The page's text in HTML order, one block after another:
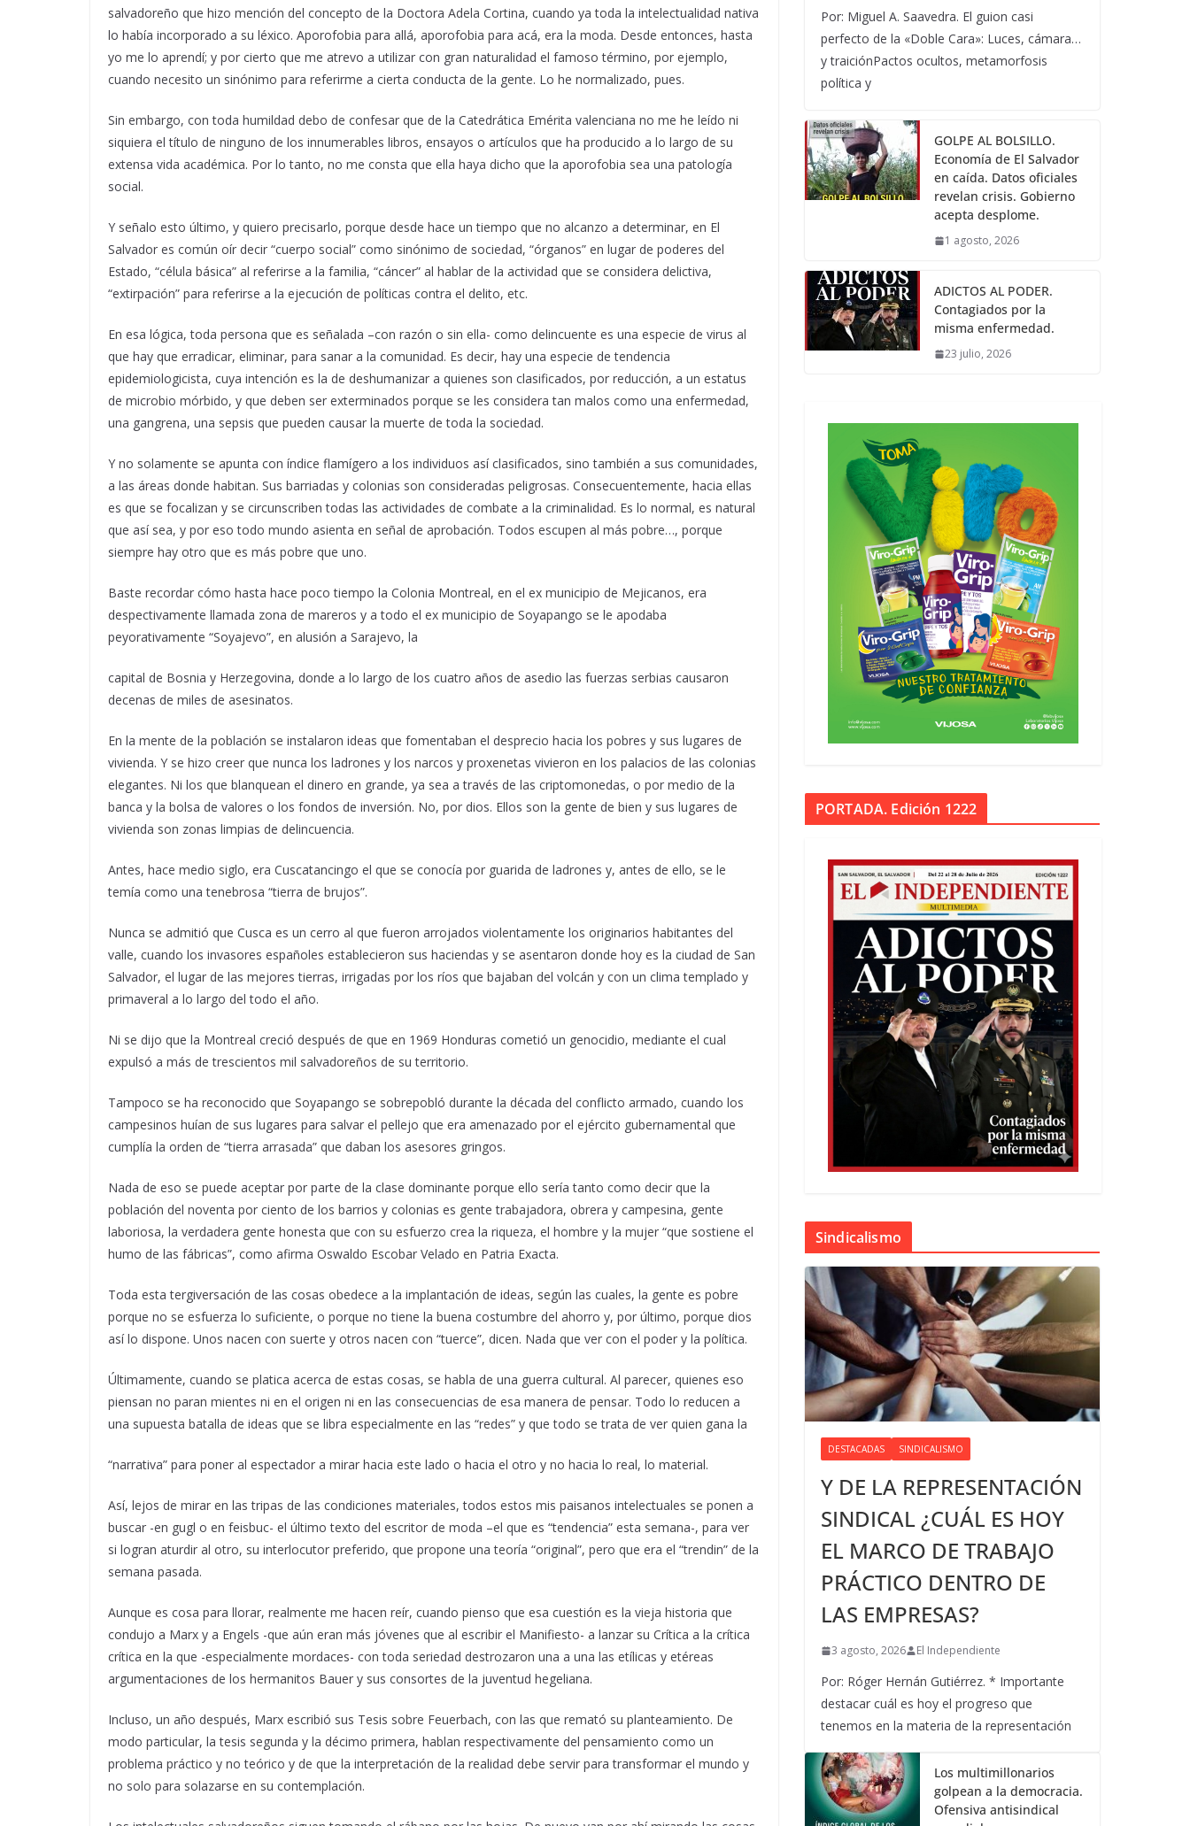
salvadoreño que hizo mención del concepto de la Doctora Adela Cortina, cuando ya toda la intelectualidad nativa
lo había incorporado a su léxico. Aporofobia para allá, aporofobia para acá, era la moda. Desde entonces, hasta
yo me lo aprendí; y por cierto que me atrevo a utilizar con gran naturalidad el famoso término, por ejemplo,
cuando necesito un sinónimo para referirme a cierta conducta de la gente. Lo he normalizado, pues.
Sin embargo, con toda humildad debo de confesar que de la Catedrática Emérita valenciana no me he leído ni
siquiera el título de ninguno de los innumerables libros, ensayos o artículos que ha producido a lo largo de su
extensa vida académica. Por lo tanto, no me consta que ella haya dicho que la aporofobia sea una patología
social.
Y señalo esto último, y quiero precisarlo, porque desde hace un tiempo que no alcanzo a determinar, en El
Salvador es común oír decir “cuerpo social” como sinónimo de sociedad, “órganos” en lugar de poderes del
Estado, “célula básica” al referirse a la familia, “cáncer” al hablar de la actividad que se considera delictiva,
“extirpación” para referirse a la ejecución de políticas contra el delito, etc.
En esa lógica, toda persona que es señalada –con razón o sin ella- como delincuente es una especie de virus al
que hay que erradicar, eliminar, para sanar a la comunidad. Es decir, hay una especie de tendencia
epidemiologicista, cuya intención es la de deshumanizar a quienes son clasificados, por reducción, a un estatus
de microbio mórbido, y que deben ser exterminados porque se les considera tan malos como una enfermedad,
una gangrena, una sepsis que pueden causar la muerte de toda la sociedad.
Y no solamente se apunta con índice flamígero a los individuos así clasificados, sino también a sus comunidades,
a las áreas donde habitan. Sus barriadas y colonias son consideradas peligrosas. Consecuentemente, hacia ellas
es que se focalizan y se circunscriben todas las actividades de combate a la criminalidad. Es lo normal, es natural
que así sea, y por eso todo mundo asienta en señal de aprobación. Todos escupen al más pobre…, porque
siempre hay otro que es más pobre que uno.
Baste recordar cómo hasta hace poco tiempo la Colonia Montreal, en el ex municipio de Mejicanos, era
despectivamente llamada zona de mareros y a todo el ex municipio de Soyapango se le apodaba
peyorativamente “Soyajevo”, en alusión a Sarajevo, la
capital de Bosnia y Herzegovina, donde a lo largo de los cuatro años de asedio las fuerzas serbias causaron
decenas de miles de asesinatos.
En la mente de la población se instalaron ideas que fomentaban el desprecio hacia los pobres y sus lugares de
vivienda. Y se hizo creer que nunca los ladrones y los narcos y proxenetas vivieron en los palacios de las colonias
elegantes. Ni los que blanquean el dinero en grande, ya sea a través de las criptomonedas, o por medio de la
banca y la bolsa de valores o los fondos de inversión. No, por dios. Ellos son la gente de bien y sus lugares de
vivienda son zonas limpias de delincuencia.
Antes, hace medio siglo, era Cuscatancingo el que se conocía por guarida de ladrones y, antes de ello, se le
temía como una tenebrosa “tierra de brujos”.
Nunca se admitió que Cusca es un cerro al que fueron arrojados violentamente los originarios habitantes del
valle, cuando los invasores españoles establecieron sus haciendas y se asentaron donde hoy es la ciudad de San
Salvador, el lugar de las mejores tierras, irrigadas por los ríos que bajaban del volcán y con un clima templado y
primaveral a lo largo del todo el año.
Ni se dijo que la Montreal creció después de que en 1969 Honduras cometió un genocidio, mediante el cual
expulsó a más de trescientos mil salvadoreños de su territorio.
Tampoco se ha reconocido que Soyapango se sobrepobló durante la década del conflicto armado, cuando los
campesinos huían de sus lugares para salvar el pellejo que era amenazado por el ejército gubernamental que
cumplía la orden de “tierra arrasada” que daban los asesores gringos.
Nada de eso se puede aceptar por parte de la clase dominante porque ello sería tanto como decir que la
población del noventa por ciento de los barrios y colonias es gente trabajadora, obrera y campesina, gente
laboriosa, la verdadera gente honesta que con su esfuerzo crea la riqueza, el hombre y la mujer “que sostiene el
humo de las fábricas”, como afirma Oswaldo Escobar Velado en Patria Exacta.
Toda esta tergiversación de las cosas obedece a la implantación de ideas, según las cuales, la gente es pobre
porque no se esfuerza lo suficiente, o porque no tiene la buena costumbre del ahorro y, por último, porque dios
así lo dispone. Unos nacen con suerte y otros nacen con “tuerce”, dicen. Nada que ver con el poder y la política.
Últimamente, cuando se platica acerca de estas cosas, se habla de una guerra cultural. Al parecer, quienes eso
piensan no paran mientes ni en el origen ni en las consecuencias de esa manera de pensar. Todo lo reducen a
una supuesta batalla de ideas que se libra especialmente en las “redes” y que todo se trata de ver quien gana la
“narrativa” para poner al espectador a mirar hacia este lado o hacia el otro y no hacia lo real, lo material.
Así, lejos de mirar en las tripas de las condiciones materiales, todos estos mis paisanos intelectuales se ponen a
buscar -en gugl o en feisbuc- el último texto del escritor de moda –el que es “tendencia” esta semana-, para ver
si logran aturdir al otro, su interlocutor preferido, que propone una teoría “original”, pero que era el “trendin” de la
semana pasada.
Aunque es cosa para llorar, realmente me hacen reír, cuando pienso que esa cuestión es la vieja historia que
condujo a Marx y a Engels -que aún eran más jóvenes que al escribir el Manifiesto- a lanzar su Crítica a la crítica
crítica en la que -especialmente mordaces- con toda seriedad destrozaron una a una las etílicas y etéreas
argumentaciones de los hermanitos Bauer y sus consortes de la juventud hegeliana.
Incluso, un año después, Marx escribió sus Tesis sobre Feuerbach, con las que remató su planteamiento. De
modo particular, la tesis segunda y la décimo primera, hablan respectivamente del pensamiento como un
problema práctico y no teórico y de que la interpretación de la realidad debe servir para transformar el mundo y
no solo para solazarse en su contemplación.
Por: Miguel A. Saavedra. El guion casi
perfecto de la «Doble Cara»: Luces, cámara…
y traiciónPactos ocultos, metamorfosis
política y
GOLPE AL BOLSILLO.
Economía de El Salvador
en caída. Datos oficiales
revelan crisis. Gobierno
acepta desplome.
1 agosto, 2026
ADICTOS AL PODER.
Contagiados por la
misma enfermedad.
23 julio, 2026
PORTADA. Edición 1222
Sindicalismo
DESTACADAS SINDICALISMO
Y DE LA REPRESENTACIÓN
SINDICAL ¿CUÁL ES HOY
EL MARCO DE TRABAJO
PRÁCTICO DENTRO DE
LAS EMPRESAS?
3 agosto, 2026 El Independiente
Por: Róger Hernán Gutiérrez. * Importante
destacar cuál es hoy el progreso que
tenemos en la materia de la representación
Los multimillonarios
golpean a la democracia.
Ofensiva antisindical